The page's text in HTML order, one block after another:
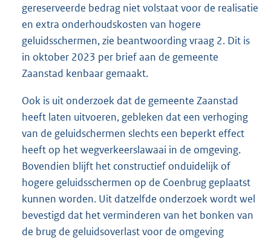
gereserveerde bedrag niet volstaat voor de realisatie
en extra onderhoudskosten van hogere
geluidsschermen, zie beantwoording vraag 2. Dit is
in oktober 2023 per brief aan de gemeente
Zaanstad kenbaar gemaakt.
Ook is uit onderzoek dat de gemeente Zaanstad
heeft laten uitvoeren, gebleken dat een verhoging
van de geluidschermen slechts een beperkt effect
heeft op het wegverkeerslawaai in de omgeving.
Bovendien blijft het constructief onduidelijk of
hogere geluidsschermen op de Coenbrug geplaatst
kunnen worden. Uit datzelfde onderzoek wordt wel
bevestigd dat het verminderen van het bonken van
de brug de geluidsoverlast voor de omgeving